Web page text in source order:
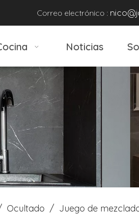
Correo electrónico :
Noticias
Ocultado / Juego de